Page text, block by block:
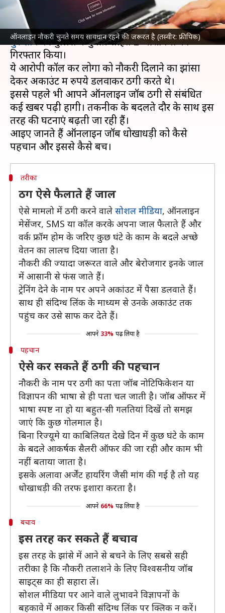
ऑनलाइन नौकरी चुनते समय सावधान रहने की जरूरत है (तस्वीर: फ्रीपिक)
क्या है खबर?
नौकरी दिलाने के नाम लोगों से ठगी करने के आरोप में
गुरूग्रामकी पुलिस ने युवती सहित 2 आरोपियों को
गिरफ्तार किया।
ये आरोपी कॉल कर लोगों को नौकरी दिलाने का झांसा
देकर अकाउंट में रुपये डलवाकर ठगी करते थे।
इससे पहले भी आपने ऑनलाइन जॉब ठगी से संबंधित
कई खबरें पढ़ी होंगी। तकनीक के बदलते दौर के साथ इस
तरह की घटनाएं बढ़ती जा रही हैं।
आइए जानते हैं ऑनलाइन जॉब धोखाधड़ी को कैसे
तरीका
ठग ऐसे फैलाते हैं जाल
ऐसे मामलो में ठगी करने वाले सोशल मीडिया, ऑनलाइन
मेसेंजर, SMS या कॉल करके अपना जाल फैलाते हैं और
वर्क फ्रॉम होम के जरिए कुछ घंटे के काम के बदले अच्छे
वेतन का लालच दिया जाता है।
नौकरी की ज्यादा जरूरत वाले और बेरोजगार इनके जाल
में आसानी से फंस जाते हैं।
ट्रेनिंग देने के नाम पर अपने अकांउट में पैसा डलवाते हैं।
साथ ही संदिग्ध लिंक के माध्यम से उनके अकाउंट तक
पहुंच कर उसे साफ कर देते हैं।
आपने 33% पढ़ लिया है
पहचान
ऐसे कर सकते हैं ठगी की पहचान
नौकरी के नाम पर ठगी का पता जॉब नोटिफिकेशन या
विज्ञापन की भाषा से ही पता चल जाती है। जॉब ऑफर में
भाषा स्पष्ट ना हो या बहुत-सी गलतियां दिखें तो समझ
जाएं कि कुछ गोलमाल है।
बिना रिज्यूमे या काबिलियत देखे दिन में कुछ घंटे के काम
के बदले आकर्षक सैलरी ऑफर की जा रही और काम भी
नहीं बताया जाता है।
इसके अलावा अर्जेंट हायरिंग जैसी मांग की गई है तो यह
धोखाधड़ी की तरफ इशारा करता है।
आपने 66% पढ़ लिया है
बचाव
इस तरह कर सकते हैं बचाव
इस तरह के झांसे में आने से बचने के लिए सबसे सही
तरीका है कि नौकरी तलाशने के लिए विश्वसनीय जॉब
साइट्स का ही सहारा लें।
सोशल मीडिया पर आने वाले लुभावने विज्ञापनों के
बहकावे में आकर किसी संदिग्ध लिंक पर क्लिक न करें।